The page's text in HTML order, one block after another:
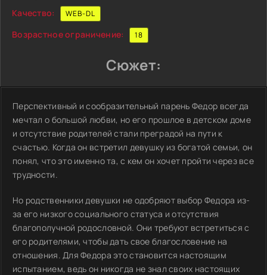
Качество:
WEB-DL
Возрастное ограничение: 18
Сюжет:
Перспективный и сообразительный парень Федор всегда
мечтал о большой любви, но его прошлое в детском доме
и отсутствие родителей стали преградой на пути к
счастью. Когда он встретил девушку из богатой семьи, он
понял, что это именно та, с кем он хочет пройти через все
трудности.
Но родственники девушки не одобряют выбор Федора из-
за его низкого социального статуса и отсутствия
благополучной родословной. Они требуют встретиться с
его родителями, чтобы дать свое благословение на
отношения. Для Федора это становится настоящим
испытанием, ведь он никогда не знал своих настоящих